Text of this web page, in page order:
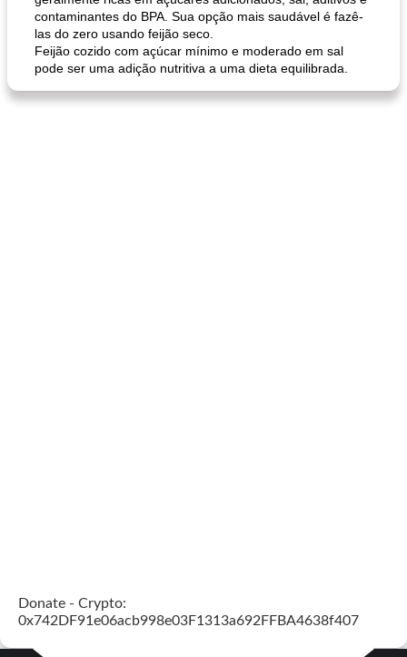
queijo festivo mergulho 'slaw' perfurador de romã temperada
contaminantes do BPA. Sua opção mais saudável é fazê-
las do zero usando feijão seco.
Feijão cozido com açúcar mínimo e moderado em sal
pode ser uma adição nutritiva a uma dieta equilibrada.
Donate - Crypto:
0x742DF91e06acb998e03F1313a692FFBA4638f407